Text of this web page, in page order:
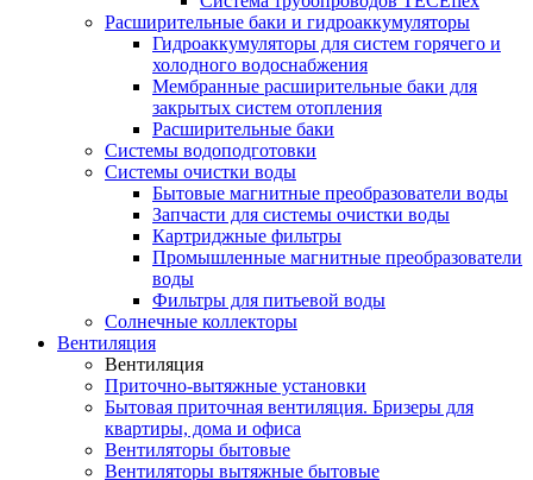
Расширительные баки и гидроаккумуляторы
Гидроаккумуляторы для систем горячего и
холодного водоснабжения
Мембранные расширительные баки для
закрытых систем отопления
Расширительные баки
Системы водоподготовки
Системы очистки воды
Бытовые магнитные преобразователи воды
Запчасти для системы очистки воды
Картриджные фильтры
Промышленные магнитные преобразователи
воды
Фильтры для питьевой воды
Солнечные коллекторы
Вентиляция
Вентиляция
Приточно-вытяжные установки
Бытовая приточная вентиляция. Бризеры для
квартиры, дома и офиса
Вентиляторы бытовые
Вентиляторы вытяжные бытовые